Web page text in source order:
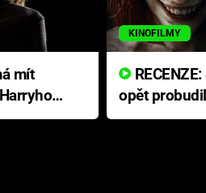
mít
KINOFILMY
opět
přichází s